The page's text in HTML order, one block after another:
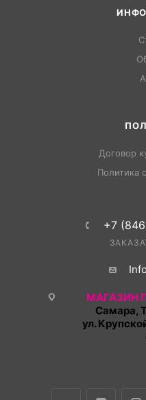
Договор
Политика
+7
МАГАЗИН
Самара,
ул.